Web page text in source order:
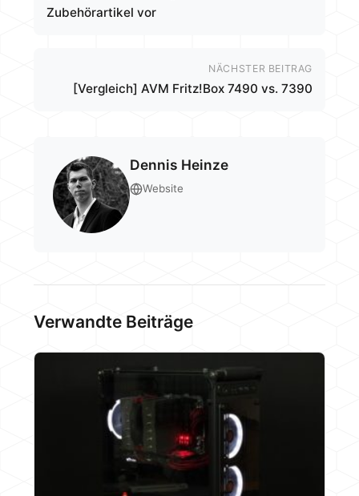
Zubehörartikel vor
NÄCHSTER BEITRAG
[Vergleich] AVM Fritz!Box 7490 vs. 7390
Dennis Heinze
Website
Verwandte Beiträge